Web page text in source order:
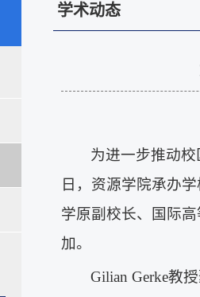
学术动态
为进一步推动
日，资源学院承办
学原副校长、国际
加。
Gilian Gerke教